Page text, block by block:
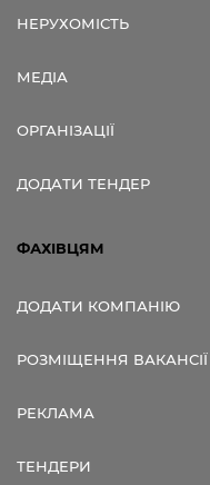
НЕРУХОМІСТЬ
МЕДІА
ОРГАНІЗАЦІЇ
ДОДАТИ ТЕНДЕР
ФАХІВЦЯМ
ДОДАТИ КОМПАНІЮ
РОЗМІЩЕННЯ ВАКАНСІЇ
РЕКЛАМА
ТЕНДЕРИ